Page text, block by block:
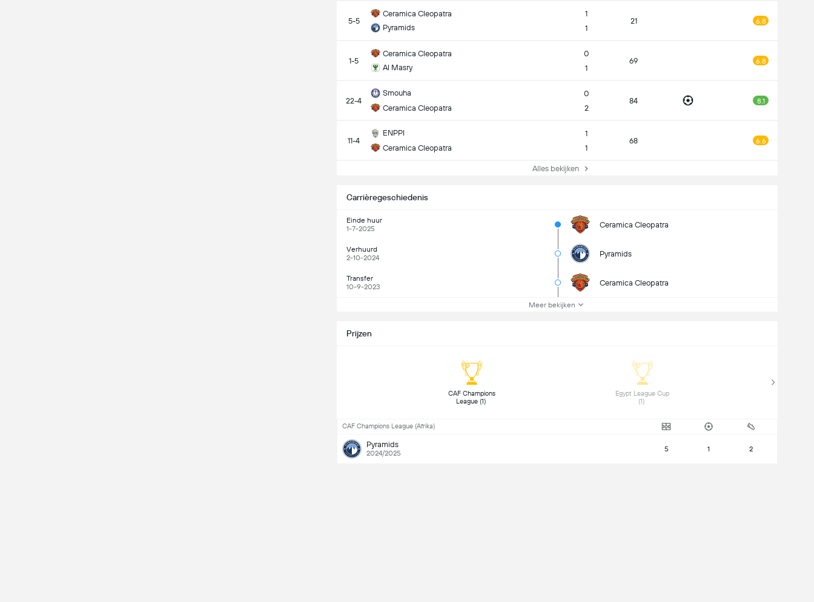
5-5
Ceramica Cleopatra
Pyramids
1
1
21 6.8
1-5
Ceramica Cleopatra
Al Masry
0
1
69 6.8
22-4
Smouha
Ceramica Cleopatra
0
2
84 8.1
11-4
ENPPI
Ceramica Cleopatra
1
1
68 6.6
Alles bekijken
Carrièregeschiedenis
Einde huur
1-7-2025
Ceramica Cleopatra
Verhuurd
2-10-2024
Pyramids
Transfer
10-9-2023
Ceramica Cleopatra
Meer bekijken
Prijzen
CAF Champions
Egypt League Cup
CAF Champions League (Afrika)
Pyramids
2024/2025 5 1 2